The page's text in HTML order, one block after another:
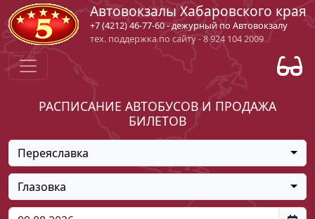
Автовокзалы Хабаровского края
+7 (4212) 46-77-60 - дежурный по Автовокзалу
тех. поддержка по сайту - 8 924 104 2009
РАСПИСАНИЕ АВТОБУСОВ И ПРОДАЖА
БИЛЕТОВ
Переяславка
Глазовка